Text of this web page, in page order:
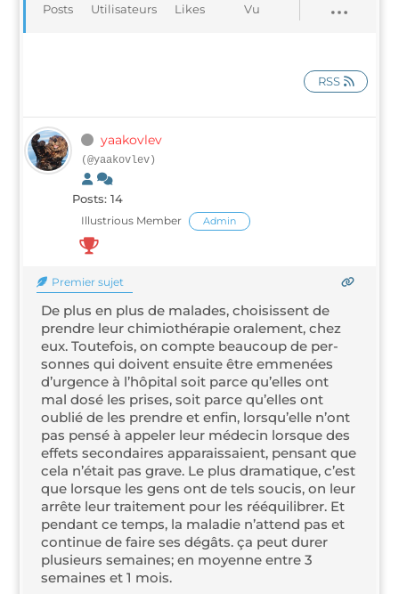
Posts Uti­li­sa­teurs Likes Vu
RSS
yaa­kov­lev
(@yaakovlev)
Posts: 14
Illus­trious Mem­ber Admin
Pre­mier sujet
De plus en plus de malades, choi­sissent de
prendre leur chi­mio­thé­ra­pie ora­le­ment, chez
eux. Tou­te­fois, on compte beau­coup de per­
sonnes qui doivent ensuite être emme­nées
d’ur­gence à l’hô­pi­tal soit parce qu’elles ont
mal dosé les prises, soit parce qu’elles ont
oublié de les prendre et enfin, lors­qu’elle n’ont
pas pen­sé à appe­ler leur méde­cin lorsque des
effets secon­daires appa­rais­saient, pen­sant que
cela n’é­tait pas grave. Le plus dra­ma­tique, c’est
que lorsque les gens ont de tels sou­cis, on leur
arrête leur trai­te­ment pour les rééqui­li­brer. Et
pen­dant ce temps, la mala­die n’at­tend pas et
conti­nue de faire ses dégâts. ça peut durer
plu­sieurs semaines; en moyenne entre 3
semaines et 1 mois.